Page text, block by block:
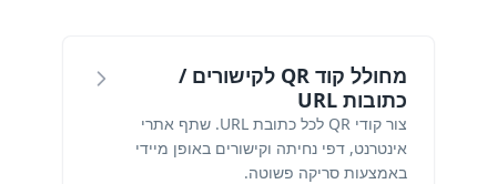
מחולל קוד QR לקישורים /
כתובות URL
צור קודי QR לכל כתובת URL. שתף אתרי
אינטרנט, דפי נחיתה וקישורים באופן מיידי
באמצעות סריקה פשוטה.